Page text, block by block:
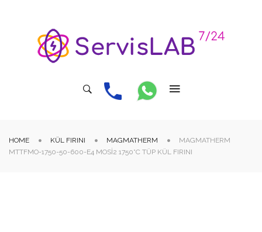
HOME KÜL FIRINI MAGMATHERM
MAGMATHERM
MTTFMO-1750-50-600-E4 MOSI2 1750°C TÜP KÜL FIRINI